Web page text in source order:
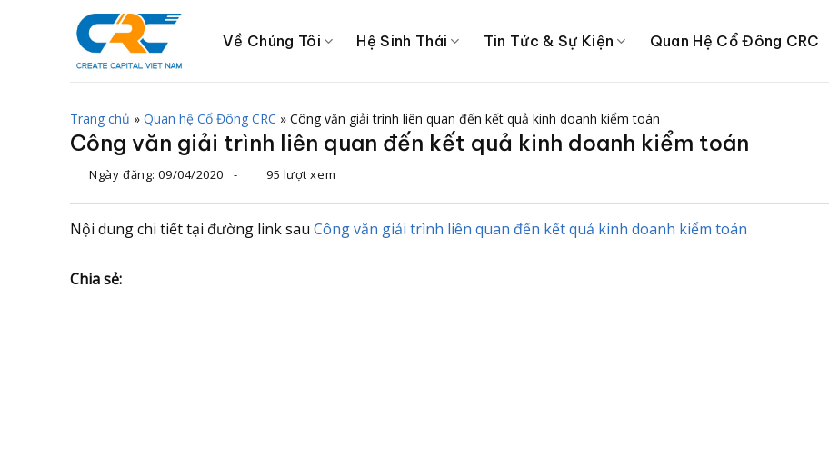
Về Chúng Tôi Hệ Sinh Thái Tin Tức & Sự Kiện Quan Hệ Cổ Đông CRC
Trang chủ » Quan hệ Cổ Đông CRC » Công văn giải trình liên quan đến kết quả kinh doanh kiểm toán
Công văn giải trình liên quan đến kết quả kinh doanh kiểm toán
Ngày đăng:09/04/2020 - 95 lượt xem
Nội dung chi tiết tại đường link sau Công văn giải trình liên quan đến kết quả kinh doanh kiểm toán
Chia sẻ: